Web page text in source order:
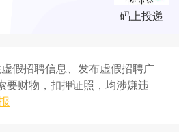
码上投递
假招聘信息、发布虚假招聘广
要财物，扣押证照，均涉嫌违